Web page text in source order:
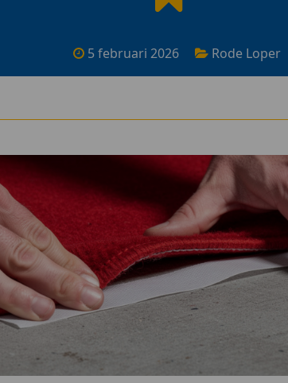
5 februari 2026 Rode Loper